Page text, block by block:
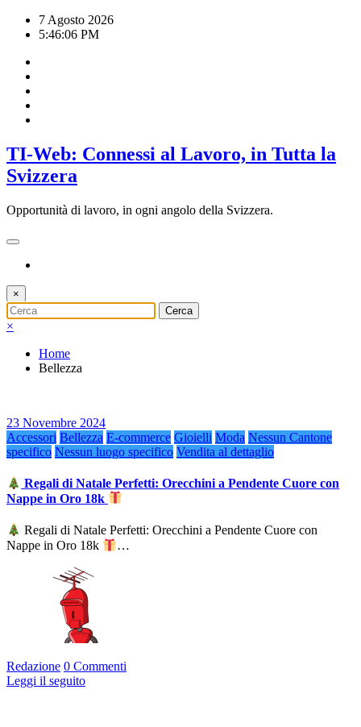
7 Agosto 2026
5:46:07 PM
TI-Web: Connessi al Lavoro, in Tutta la
Svizzera
Opportunità di lavoro, in ogni angolo della Svizzera.
×
×
Home
Bellezza
23 Novembre 2024
Accessori Bellezza E-commerce Gioielli Moda Nessun Cantone
specifico Nessun luogo specifico Vendita al dettaglio
Regali di Natale Perfetti: Orecchini a Pendente Cuore con
Nappe in Oro 18k
Regali di Natale Perfetti: Orecchini a Pendente Cuore con
Nappe in Oro 18k
…
Redazione 0 Commenti
Leggi il seguito